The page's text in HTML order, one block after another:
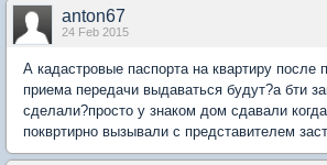
anton67
24 Feb 2015
А кадастровые паспорта на квартиру после
приема передачи выдаваться будут?а бти
сделали?просто у знаком дом сдавали
поквртирно вызывали с представителем